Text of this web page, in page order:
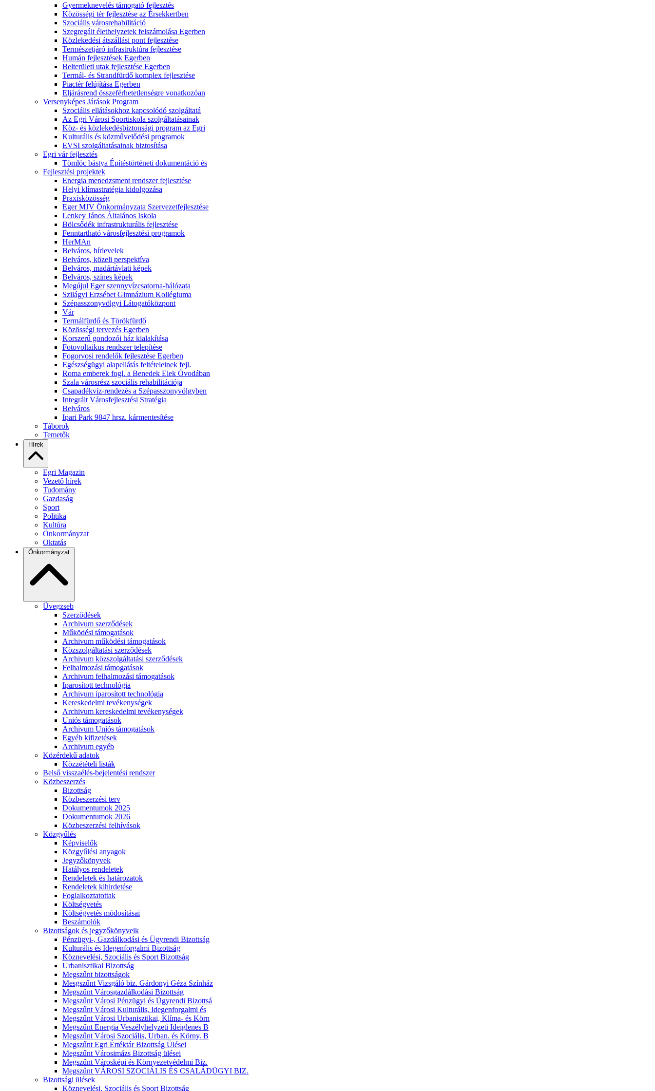
Gyermeknevelés támogató fejlesztés
Közösségi tér fejlesztése az Érsekkertben
Szociális városrehabilitáció
Szegregált élethelyzetek felszámolása Egerben
Közlekedési átszállási pont fejlesztése
Természetjáró infrastruktúra fejlesztése
Humán fejlesztések Egerben
Belterületi utak fejlesztése Egerben
Termál- és Strandfürdő komplex fejlesztése
Piactér felújítása Egerben
Eljárásrend összeférhetetlenségre vonatkozóan
Versenyképes Járások Program
Szociális ellátásokhoz kapcsolódó szolgáltatá
Az Egri Városi Sportiskola szolgáltatásainak
Köz- és közlekedésbiztonsági program az Egri
Kulturális és közművelődési programok
EVSI szolgáltatásainak biztosítása
Egri vár fejlesztés
Tömlöc bástya Építéstörténeti dokumentáció és
Fejlesztési projektek
Energia menedzsment rendszer fejlesztése
Helyi klímastratégia kidolgozása
Praxisközösség
Eger MJV Önkormányzata Szervezetfejlesztése
Lenkey János Általános Iskola
Bölcsődék infrastrukturális fejlesztése
Fenntartható városfejlesztési programok
HerMAn
Belváros, hírlevelek
Belváros, közeli perspektíva
Belváros, madártávlati képek
Belváros, színes képek
Megújul Eger szennyvízcsatorna-hálózata
Szilágyi Erzsébet Gimnázium Kollégiuma
Szépasszonyvölgyi Látogatóközpont
Vár
Termálfürdő és Törökfürdő
Közösségi tervezés Egerben
Korszerű gondozói ház kialakítása
Fotovoltaikus rendszer telepítése
Fogorvosi rendelők fejlesztése Egerben
Egészségügyi alapellátás feltételeinek fejl.
Roma emberek fogl. a Benedek Elek Óvodában
Szala városrész szociális rehabilitációja
Csapadékvíz-rendezés a Szépasszonyvölgyben
Integrált Városfejlesztési Stratégia
Belváros
Ipari Park 9847 hrsz. kármentesítése
Táborok
Temetők
Hírek
Egri Magazin
Vezető hírek
Tudomány
Gazdaság
Sport
Politika
Kultúra
Önkormányzat
Oktatás
Önkormányzat
Üvegzseb
Szerződések
Archivum szerződések
Működési támogatások
Archivum működési támogatások
Közszolgáltatási szerződések
Archivum közszolgáltatási szerződések
Felhalmozási támogatások
Archivum felhalmozási támogatások
Iparosított technológia
Archivum iparosított technológia
Kereskedelmi tevékenységek
Archivum kereskedelmi tevékenységek
Uniós támogatások
Archivum Uniós támogatások
Egyéb kifizetések
Archivum egyéb
Közérdekű adatok
Közzétételi listák
Belső visszaélés-bejelentési rendszer
Közbeszerzés
Bizottság
Közbeszerzési terv
Dokumentumok 2025
Dokumentumok 2026
Közbeszerzési felhívások
Közgyűlés
Képviselők
Közgyűlési anyagok
Jegyzőkönyvek
Hatályos rendeletek
Rendeletek és határozatok
Rendeletek kihirdetése
Foglalkoztatottak
Költségvetés
Költségvetés módosításai
Beszámolók
Bizottságok és jegyzőkönyveik
Pénzügyi-, Gazdálkodási és Ügyrendi Bizottság
Kulturális és Idegenforgalmi Bizottság
Köznevelési, Szociális és Sport Bizottság
Urbanisztikai Bizottság
Megszűnt bizottságok
Mesgszűnt Vizsgáló biz. Gárdonyi Géza Színház
Megszűnt Városgazdálkodási Bizottság
Megszűnt Városi Pénzügyi és Ügyrendi Bizottsá
Megszűnt Városi Kulturális, Idegenforgalmi és
Megszűnt Városi Urbanisztikai, Klíma- és Körn
Megszűnt Energia Veszélyhelyzeti Ideiglenes B
Megszűnt Városi Szociális, Urban. és Körny. B
Megszűnt Egri Értéktár Bizottság Ülései
Megszűnt Városimázs Bizottság ülései
Megszűnt Városképi és Környezetvédelmi Biz.
Megszűnt VÁROSI SZOCIÁLIS ÉS CSALÁDÜGYI BIZ.
Bizottsági ülések
Köznevelési, Szociális és Sport Bizottság